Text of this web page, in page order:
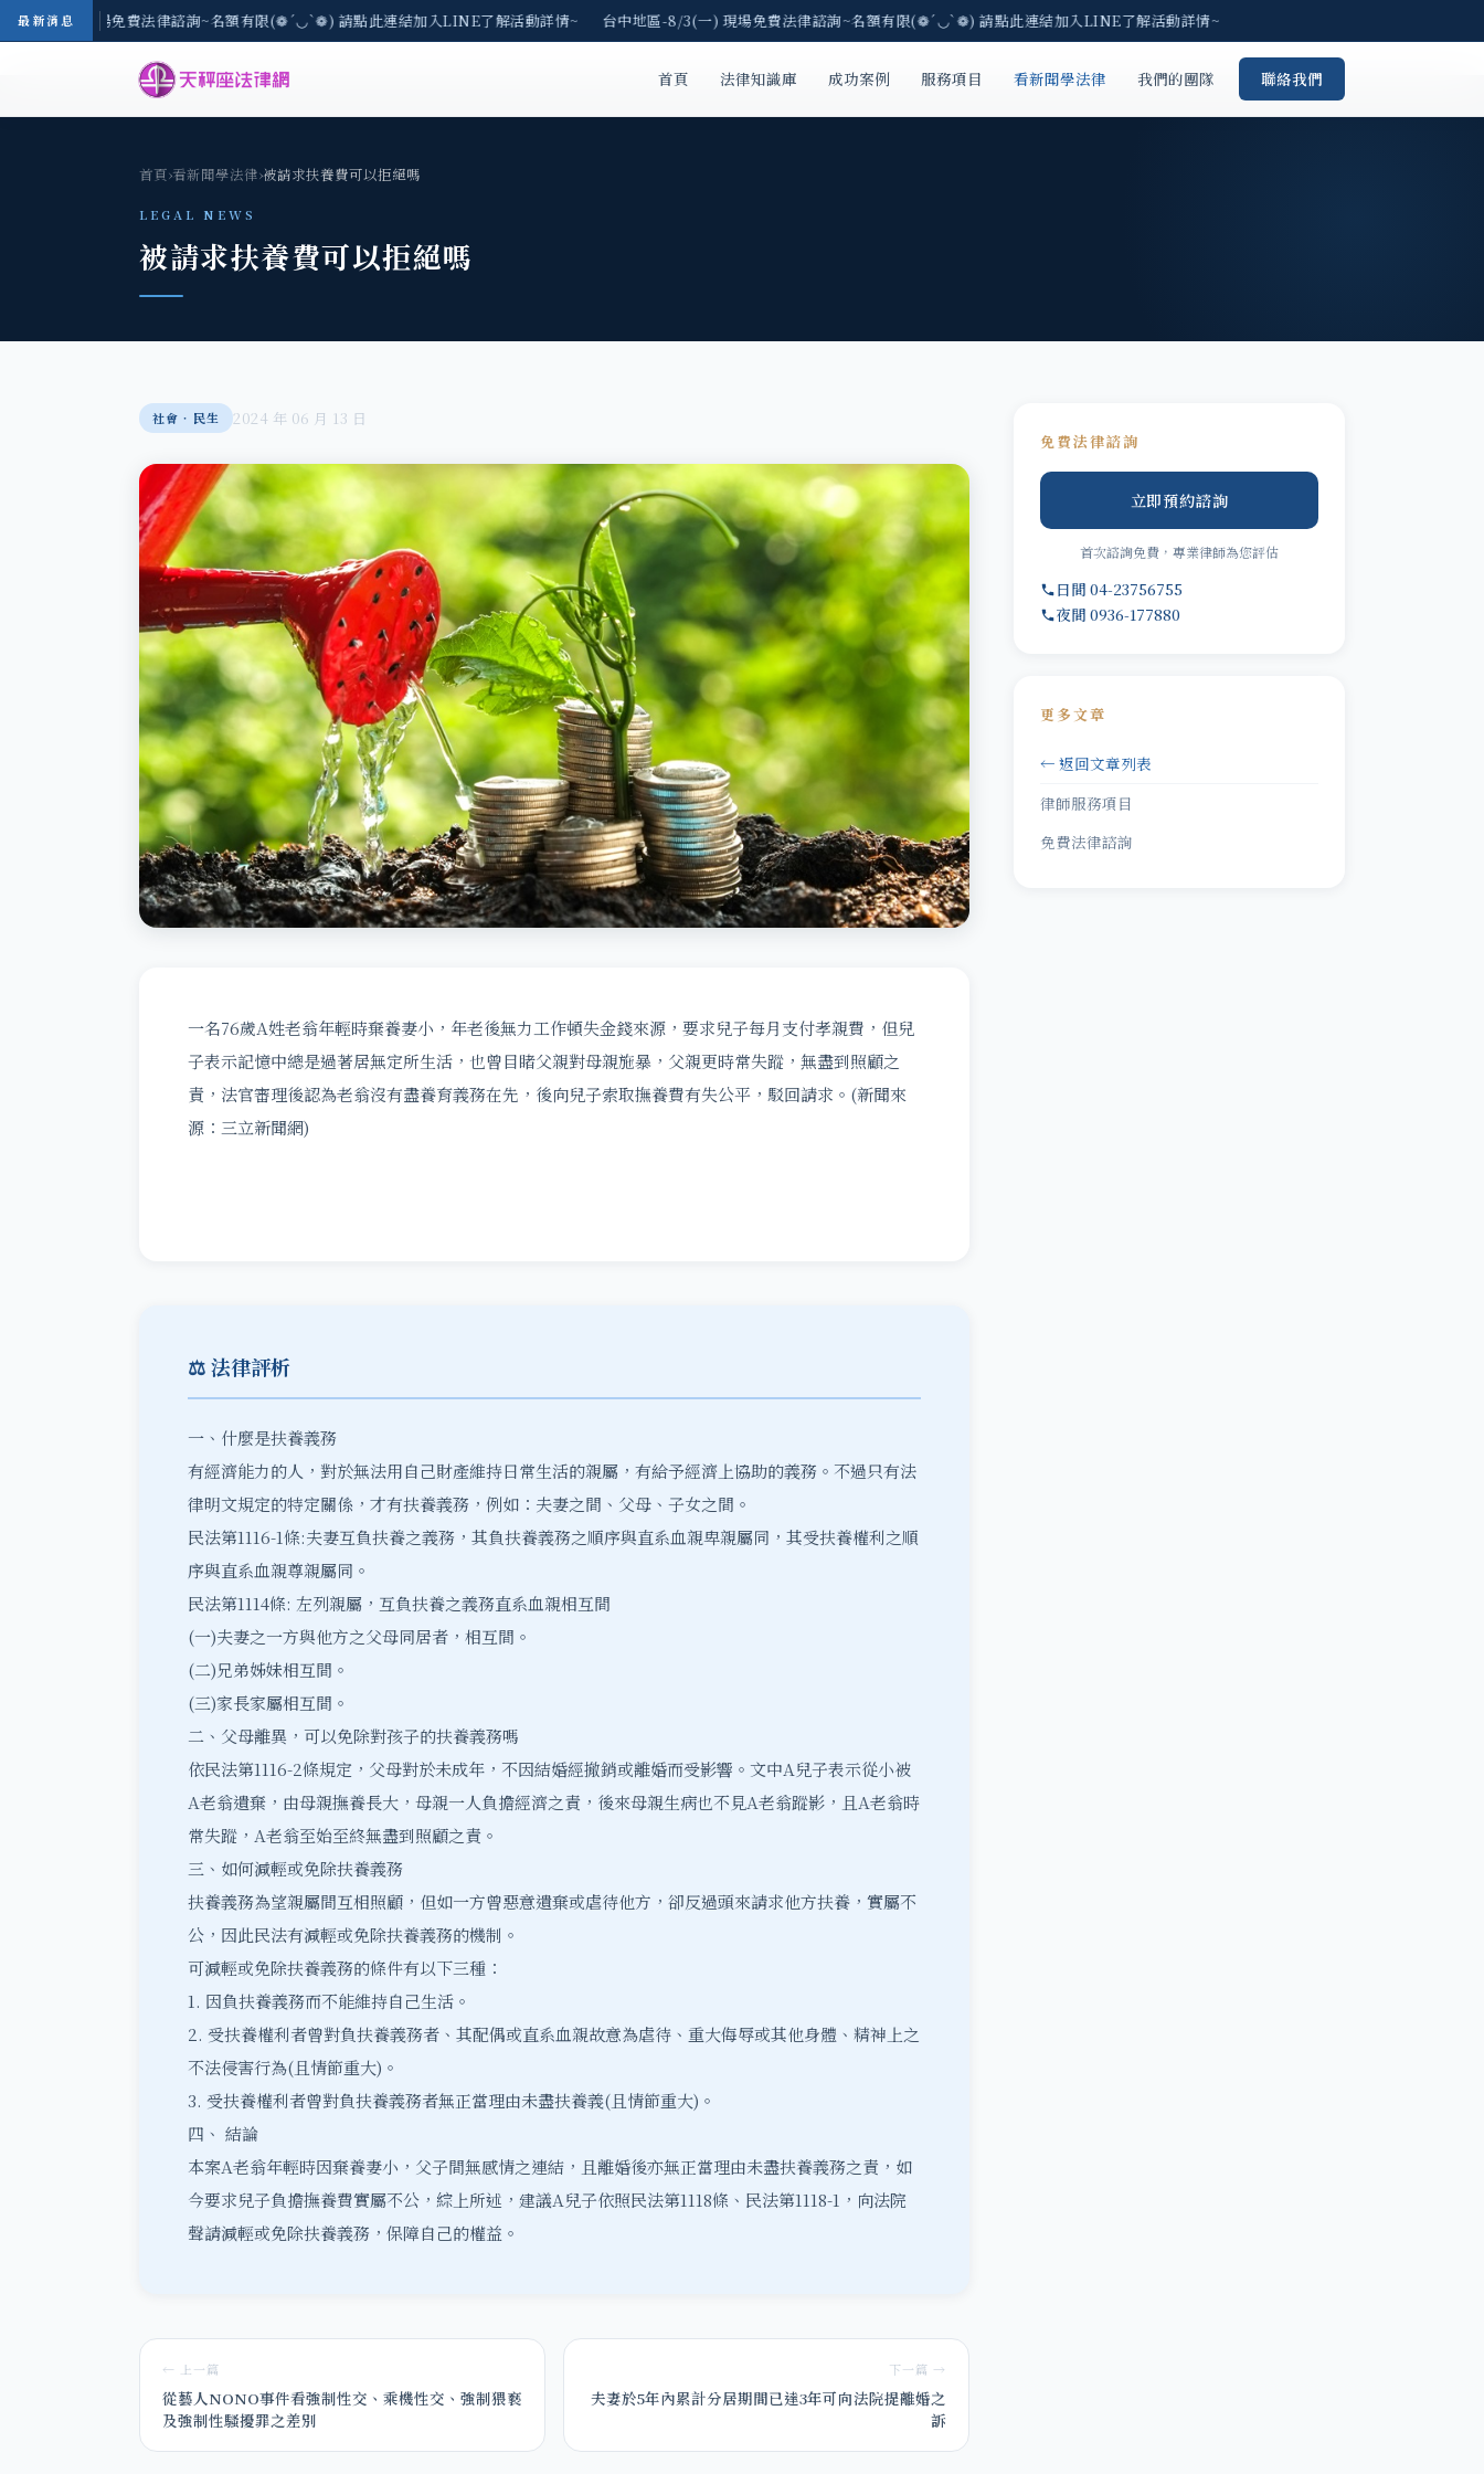
最新消息
-8/3(一) 現場免費法律諮詢~名額有限(❁´◡`❁) 請點此連結加入LINE了解活動詳情~ 台中地區-8/3(一) 現場免費法律諮詢~名額有限(❁´◡`❁) 請點此連結加入LINE了解活動詳情~
首頁 法律知識庫 成功案例 服務項目 看新聞學法律 我們的團隊 聯絡我們
首頁›看新聞學法律›被請求扶養費可以拒絕嗎
LEGAL NEWS
被請求扶養費可以拒絕嗎
社會‧民生 2024 年 06 月 13 日
一名76歲A姓老翁年輕時棄養妻小，年老後無力工作頓失金錢來源，要求兒子每月支付孝親費，但兒
子表示記憶中總是過著居無定所生活，也曾目睹父親對母親施暴，父親更時常失蹤，無盡到照顧之
責，法官審理後認為老翁沒有盡養育義務在先，後向兒子索取撫養費有失公平，駁回請求。(新聞來
源：三立新聞網)
⚖️ 法律評析
一、什麼是扶養義務
有經濟能力的人，對於無法用自己財產維持日常生活的親屬，有給予經濟上協助的義務。不過只有法
律明文規定的特定關係，才有扶養義務，例如：夫妻之間、父母、子女之間。
民法第1116-1條:夫妻互負扶養之義務，其負扶養義務之順序與直系血親卑親屬同，其受扶養權利之順
序與直系血親尊親屬同。
民法第1114條: 左列親屬，互負扶養之義務直系血親相互間
(一)夫妻之一方與他方之父母同居者，相互間。
(二)兄弟姊妹相互間。
(三)家長家屬相互間。
二、父母離異，可以免除對孩子的扶養義務嗎
依民法第1116-2條規定，父母對於未成年，不因結婚經撤銷或離婚而受影響。文中A兒子表示從小被
A老翁遺棄，由母親撫養長大，母親一人負擔經濟之責，後來母親生病也不見A老翁蹤影，且A老翁時
常失蹤，A老翁至始至終無盡到照顧之責。
三、如何減輕或免除扶養義務
扶養義務為望親屬間互相照顧，但如一方曾惡意遺棄或虐待他方，卻反過頭來請求他方扶養，實屬不
公，因此民法有減輕或免除扶養義務的機制。
可減輕或免除扶養義務的條件有以下三種：
1. 因負扶養義務而不能維持自己生活。
2. 受扶養權利者曾對負扶養義務者、其配偶或直系血親故意為虐待、重大侮辱或其他身體、精神上之
不法侵害行為(且情節重大)。
3. 受扶養權利者曾對負扶養義務者無正當理由未盡扶養義(且情節重大)。
四、 結論
本案A老翁年輕時因棄養妻小，父子間無感情之連結，且離婚後亦無正當理由未盡扶養義務之責，如
今要求兒子負擔撫養費實屬不公，綜上所述，建議A兒子依照民法第1118條、民法第1118-1，向法院
聲請減輕或免除扶養義務，保障自己的權益。
← 上一篇
從藝人NONO事件看強制性交、乘機性交、強制猥褻
及強制性騷擾罪之差別
下一篇 →
夫妻於5年內累計分居期間已達3年可向法院提離婚之
訴
免費法律諮詢
立即預約諮詢
首次諮詢免費，專業律師為您評估
日間 04-23756755
夜間 0936-177880
更多文章
← 返回文章列表
律師服務項目
免費法律諮詢